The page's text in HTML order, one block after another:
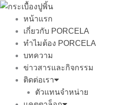
Skip
content
หน้าแรก
เกี่ยวกับ PORCELA
ทำไมต้อง PORCELA
บทความ
ข่าวสารและกิจกรรม
ติดต่อเรา
ตัวแทนจำหน่าย